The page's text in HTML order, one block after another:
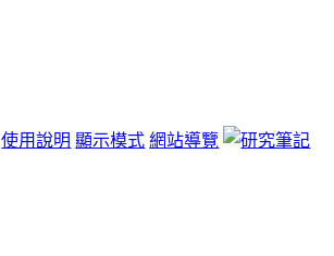
使用說明 顯示模式 網站導覽